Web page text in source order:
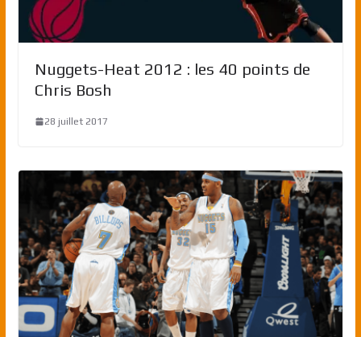
Nuggets-Heat 2012 : les 40 points de
Chris Bosh
28 juillet 2017